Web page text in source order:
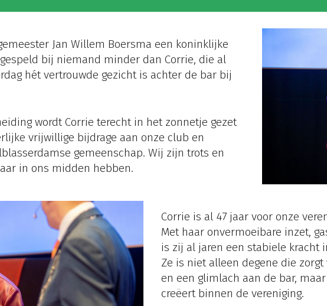
Jan Willem Boersma een koninklijke
bij niemand minder dan Corrie, die al
hét vertrouwde gezicht is achter de bar bij
wordt Corrie terecht in het zonnetje gezet
vrijwillige bijdrage aan onze club en
gemeenschap. Wij zijn trots en
in ons midden hebben.
Corrie is al 47 jaar voor onze
Met haar onvermoeibare inzet,
is zij al jaren een stabiele kracht
Ze is niet alleen degene die
en een glimlach aan de bar,
creëert binnen de vereniging.